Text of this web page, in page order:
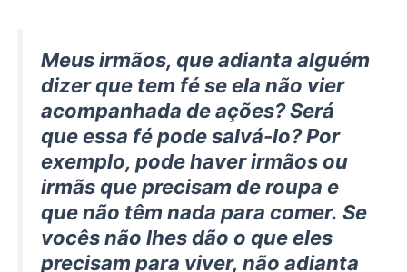
Meus irmãos, que adianta alguém
dizer que tem fé se ela não vier
acompanhada de ações? Será
que essa fé pode salvá-lo? Por
exemplo, pode haver irmãos ou
irmãs que precisam de roupa e
que não têm nada para comer. Se
vocês não lhes dão o que eles
precisam para viver, não adianta